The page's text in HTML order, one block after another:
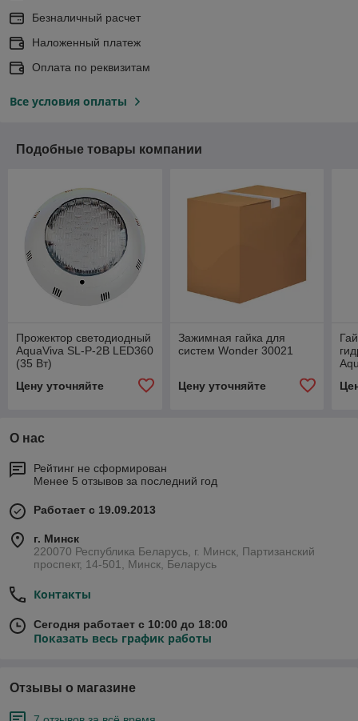
Безналичный расчет
Наложенный платеж
Оплата по реквизитам
Все условия оплаты
Подобные товары компании
Прожектор светодиодный
AquaViva SL-P-2B LED360
(35 Вт)
Цену уточняйте
Зажимная гайка для
систем Wonder 30021
Цену уточняйте
О нас
Рейтинг не сформирован
Менее 5 отзывов за последний год
Работает с 19.09.2013
г. Минск
220070 Республика Беларусь, г. Минск, Партизанский
проспект, 14-501, Минск, Беларусь
Контакты
Сегодня работает с 10:00 до 18:00
Показать весь график работы
Отзывы о магазине